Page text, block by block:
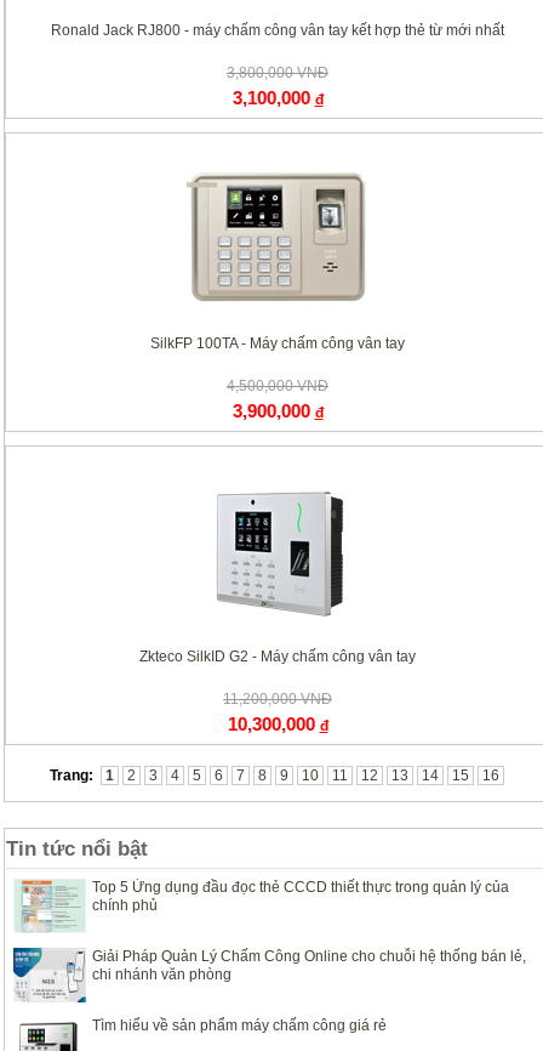
Tin tức nổi bật
Top 5 Ứng dụng đầu đọc thẻ CCCD thiết thực trong quản lý của
chính phủ
Giải Pháp Quản Lý Chấm Công Online cho chuỗi hệ thống bán lẻ,
chi nhánh văn phòng
Tìm hiểu về sản phẩm máy chấm công giá rẻ
Ronald Jack RJ800 - máy chấm công vân tay kết hợp thẻ từ mới nhất
3,800,000 VNĐ
3,100,000 đ
SilkFP 100TA - Máy chấm công vân tay
4,500,000 VNĐ
3,900,000 đ
Zkteco SilkID G2 - Máy chấm công vân tay
11,200,000 VNĐ
10,300,000 đ
Trang: 1 2 3 4 5 6 7 8 9 10 11 12 13 14 15 16